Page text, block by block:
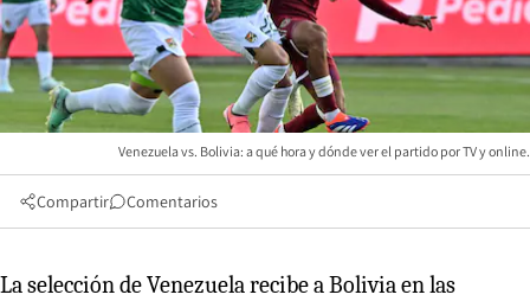
Venezuela vs. Bolivia: a qué hora y dónde ver el partido por TV y online.
Compartir Comentarios
La selección de Venezuela recibe a Bolivia en las